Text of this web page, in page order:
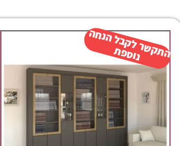
ה
ת
ק
ש
ר
ל
ק
ב
ל
הנ
ח
ה
נו
ס
פ
ת